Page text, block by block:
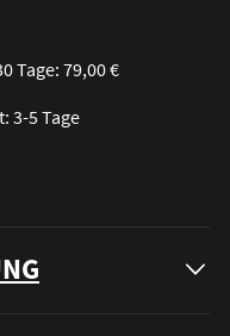
Tage: 79,00 €
3-5 Tage